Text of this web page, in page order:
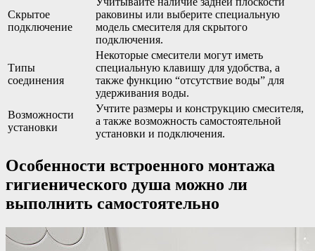
Скрытое
подключение
раковины или выберите специальную
модель смесителя для скрытого
подключения.
Типы
соединения
Некоторые смесители могут иметь
специальную клавишу для удобства, а
также функцию “отсутствие воды” для
удерживания воды.
Возможности
установки
Учтите размеры и конструкцию смесителя,
а также возможность самостоятельной
установки и подключения.
Особенности встроенного монтажа
гигиенического душа можно ли
выполнить самостоятельно